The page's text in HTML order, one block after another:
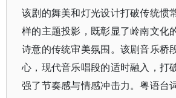
该剧的舞美和灯光设计打破传统惯
样的主题投影，既彰显了岭南文化
诗意的传统审美氛围。该剧音乐桥
心，现代音乐唱段的适时融入，打
强了节奏感与情感冲击力。粤语台